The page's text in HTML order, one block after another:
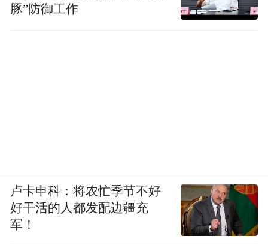
豚”防御工作
卢卡申科：将农忙季节不好
好干活的人都发配边疆充
军！